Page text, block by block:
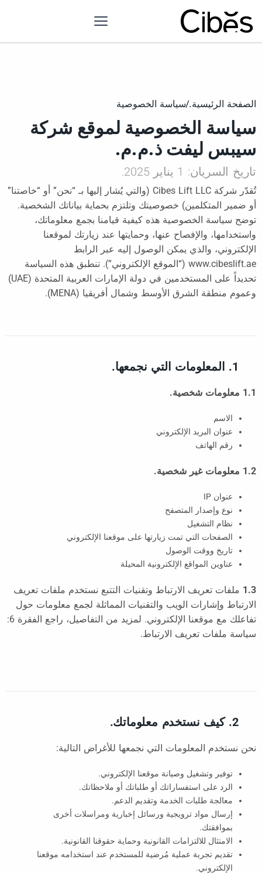
الصفحة الرئيسية./سياسة الخصوصية
سياسة الخصوصية لموقع شركة
سيبس ليفت ذ.م.م.
تاريخ السريان: 1 يناير 2025.
تُقدّر شركة Cibes Lift LLC (والتي يُشار إليها بـ “نحن” أو “خاصتنا”
أو ضمير المتكلمين) خصوصيتك وتلتزم بحماية بياناتك الشخصية.
توضح سياسة الخصوصية هذه كيفية قيامنا بجمع معلوماتك،
واستخدامها، والإفصاح عنها، وحمايتها عند زيارتك لموقعنا
الإلكتروني، والذي يمكن الوصول إليه عبر الرابط
www.cibeslift.ae (“الموقع الإلكتروني”). تنطبق هذه السياسة
تحديداً على المستخدمين في دولة الإمارات العربية المتحدة (UAE)
وعموم منطقة الشرق الأوسط وشمال أفريقيا (MENA).
1. المعلومات التي نجمعها.
1.1 معلومات شخصية.
الاسم
عنوان البريد الإلكتروني
رقم الهاتف
1.2 معلومات غير شخصية.
عنوان IP
نوع وإصدار المتصفح
نظام التشغيل
الصفحات التي تمت زيارتها على موقعنا الإلكتروني
تاريخ ووقت الوصول
عناوين المواقع الإلكترونية المحيلة
1.3 ملفات تعريف الارتباط وتقنيات التتبع نستخدم ملفات تعريف
الارتباط وإشارات الويب والتقنيات المماثلة لجمع معلومات حول
تفاعلك مع موقعنا الإلكتروني. لمزيد من التفاصيل، راجع الفقرة 6:
سياسة ملفات تعريف الارتباط.
2. كيف نستخدم معلوماتك.
نحن نستخدم المعلومات التي نجمعها للأغراض التالية:
توفير وتشغيل وصيانة موقعنا الإلكتروني.
الرد على استفساراتك أو طلباتك أو ملاحظاتك.
معالجة طلبات الخدمة وتقديم الدعم.
إرسال مواد ترويجية ورسائل إخبارية ومراسلات أخرى
بموافقتك.
الامتثال للالتزامات القانونية وحماية حقوقنا القانونية.
تقديم تجربة عملية مُرضية للمستخدم عند استخدامه موقعنا
الإلكتروني.